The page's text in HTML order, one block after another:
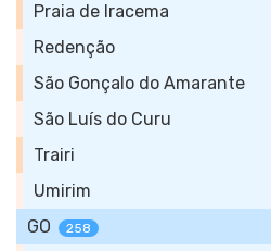
Praia de Iracema
Redenção
São Gonçalo do Amarante
São Luís do Curu
Trairi
Umirim
GO
258